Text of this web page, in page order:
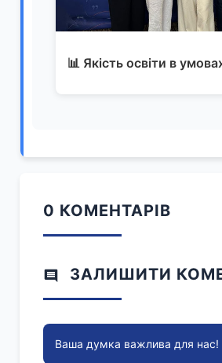
📊 Якість освіти в
0 КОМЕНТАРІВ
ЗАЛИШИТИ
Ваша думка важлива для нас!